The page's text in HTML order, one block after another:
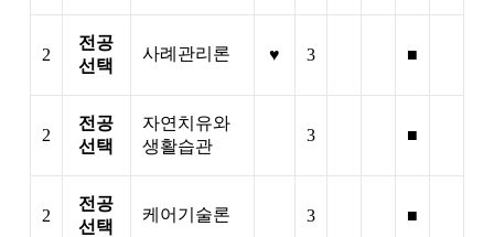
2
전공
선택
사례관리론 ♥ 3 ■
2
전공
선택
자연치유와
생활습관
3 ■
2
전공
선택
케어기술론 3 ■